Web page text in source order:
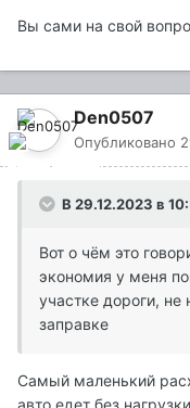
Вы сами на свой
Den0507
Опубликовано
В 29.12.2023 в
Вот о чём это
экономия у меня
участке дороги, не
заправке
Самый маленький
авто едет без